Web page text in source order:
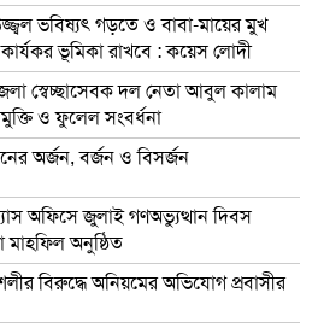
ভবিষ্যৎ গড়তে ও বাবা-মায়ের মুখ
ভূমিকা রাখবে : কয়েস লোদী
স্বেচ্ছাসেবক দল নেতা আবুল কালাম
ও ফুলেল সংবর্ধনা
অর্জন, বর্জন ও বিসর্জন
অফিসে জুলাই গণঅভ্যুত্থান দিবস
মাহফিল অনুষ্ঠিত
বিরুদ্ধে অনিয়মের অভিযোগ প্রবাসীর